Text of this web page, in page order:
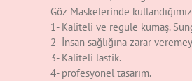
Göz Maskelerinde
1- Kaliteli ve regule kumaş.
2- İnsan sağlığına zarar
3- Kaliteli lastik.
4- profesyonel tasarım.